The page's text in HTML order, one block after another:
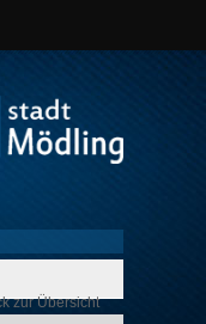
zur Übersicht